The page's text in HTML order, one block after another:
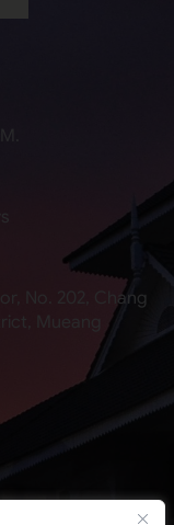
No. 202, Chang